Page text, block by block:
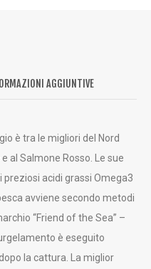
AGGIUNTIVE
è tra le migliori del Nord
al Salmone Rosso. Le sue
preziosi acidi grassi Omega3
avviene secondo metodi
“Friend of the Sea” –
è eseguito
la cattura. La miglior